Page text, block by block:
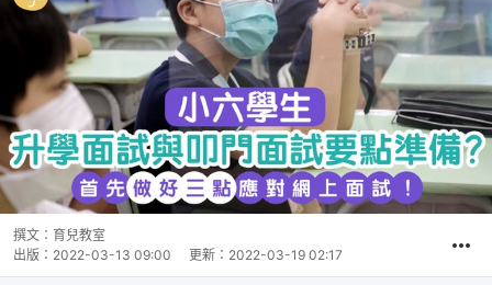
撰文： 育兒教室
出版： 2022-03-13 09:00 更新： 2022-03-19 02:17